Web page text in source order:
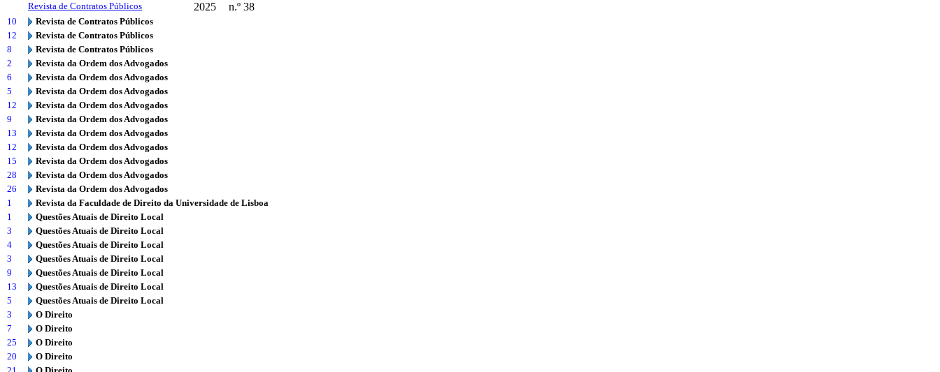
Revista de Contratos Públicos 2025 n.º 38
10
Revista de Contratos Públicos
12
Revista de Contratos Públicos
8
Revista de Contratos Públicos
2
Revista da Ordem dos Advogados
6
Revista da Ordem dos Advogados
5
Revista da Ordem dos Advogados
12
Revista da Ordem dos Advogados
9
Revista da Ordem dos Advogados
13
Revista da Ordem dos Advogados
12
Revista da Ordem dos Advogados
15
Revista da Ordem dos Advogados
28
Revista da Ordem dos Advogados
26
Revista da Ordem dos Advogados
1
Revista da Faculdade de Direito da Universidade de Lisboa
1
Questões Atuais de Direito Local
3
Questões Atuais de Direito Local
4
Questões Atuais de Direito Local
3
Questões Atuais de Direito Local
9
Questões Atuais de Direito Local
13
Questões Atuais de Direito Local
5
Questões Atuais de Direito Local
3
O Direito
7
O Direito
25
O Direito
20
O Direito